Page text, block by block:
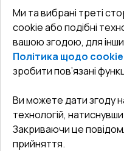
Блог
Адреса гіпермаркета
Як правильно заміряти
Доставка і Оплата
Гарантія та Сервіс
Повернення товару
Договір публічної
КОНТАКТИ
Офіс:Україна, м.
undefined(undefined)
Ми та вибрані треті
cookie або подібні
вашою згодою, для
Політика щодо cookie
зробити пов’язані
Ви можете дати згоду
технологій,
Закриваючи це
прийняття.